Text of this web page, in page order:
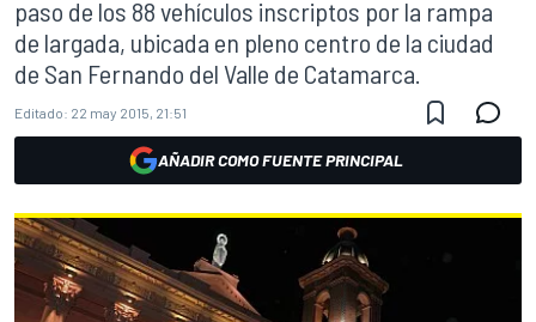
paso de los 88 vehículos inscriptos por la rampa
de largada, ubicada en pleno centro de la ciudad
de San Fernando del Valle de Catamarca.
Editado: 22 may 2015, 21:51
AÑADIR COMO FUENTE PRINCIPAL